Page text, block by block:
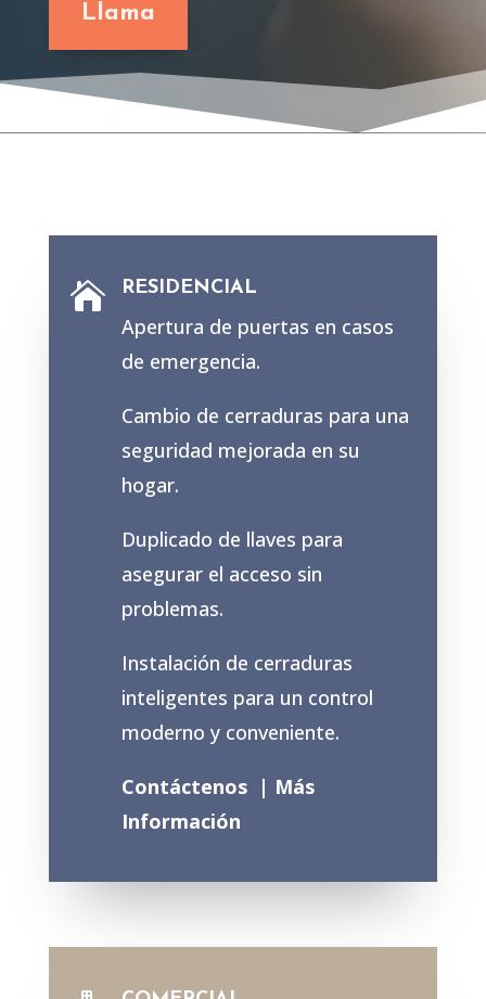
Llama
 RESIDENCIAL
Apertura de puertas en casos
de emergencia.
Cambio de cerraduras para una
seguridad mejorada en su
hogar.
Duplicado de llaves para
asegurar el acceso sin
problemas.
Instalación de cerraduras
inteligentes para un control
moderno y conveniente.
Contáctenos | Más
Información